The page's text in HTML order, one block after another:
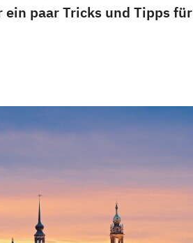
ein paar Tricks und Tipps für